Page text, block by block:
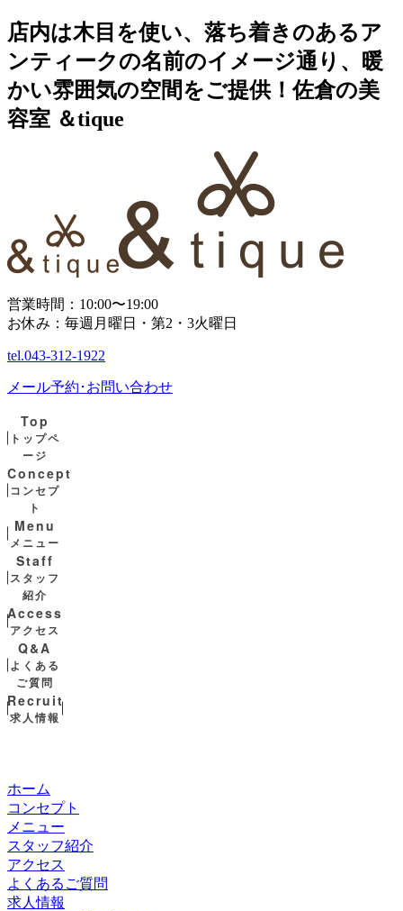
店内は木目を使い、落ち着きのあるア
ンティークの名前のイメージ通り、暖
かい雰囲気の空間をご提供！佐倉の美
容室 ＆tique
営業時間：10:00〜19:00
お休み：毎週月曜日・第2・3火曜日
tel.043-312-1922
メール予約･お問い合わせ
Top
トップペ
ージ
Concept
コンセプ
ト
Menu
メニュー
Staff
スタッフ
紹介
Access
アクセス
Q&A
よくある
ご質問
Recruit
求人情報
ホーム
コンセプト
メニュー
スタッフ紹介
アクセス
よくあるご質問
求人情報